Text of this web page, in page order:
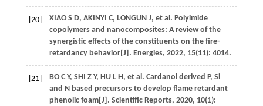
[20] XIAO S D, AKINYI C, LONGUN J, et al. Polyimide
copolymers and nanocomposites: A review of the
synergistic effects of the constituents on the fire-
retardancy behavior[J]. Energies, 2022, 15(11): 4014.
[21] BO C Y, SHI Z Y, HU L H, et al. Cardanol derived P, Si
and N based precursors to develop flame retardant
phenolic foam[J]. Scientific Reports, 2020, 10(1):